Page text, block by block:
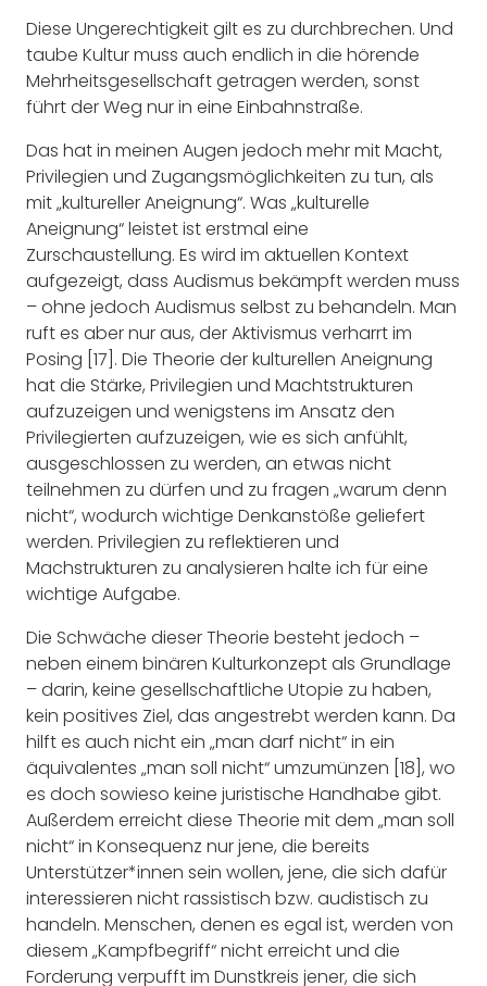
Diese Ungerechtigkeit gilt es zu durchbrechen. Und
taube Kultur muss auch endlich in die hörende
Mehrheitsgesellschaft getragen werden, sonst
führt der Weg nur in eine Einbahnstraße.
Das hat in meinen Augen jedoch mehr mit Macht,
Privilegien und Zugangsmöglichkeiten zu tun, als
mit „kultureller Aneignung“. Was „kulturelle
Aneignung“ leistet ist erstmal eine
Zurschaustellung. Es wird im aktuellen Kontext
aufgezeigt, dass Audismus bekämpft werden muss
– ohne jedoch Audismus selbst zu behandeln. Man
ruft es aber nur aus, der Aktivismus verharrt im
Posing [17]. Die Theorie der kulturellen Aneignung
hat die Stärke, Privilegien und Machtstrukturen
aufzuzeigen und wenigstens im Ansatz den
Privilegierten aufzuzeigen, wie es sich anfühlt,
ausgeschlossen zu werden, an etwas nicht
teilnehmen zu dürfen und zu fragen „warum denn
nicht“, wodurch wichtige Denkanstöße geliefert
werden. Privilegien zu reflektieren und
Machstrukturen zu analysieren halte ich für eine
wichtige Aufgabe.
Die Schwäche dieser Theorie besteht jedoch –
neben einem binären Kulturkonzept als Grundlage
– darin, keine gesellschaftliche Utopie zu haben,
kein positives Ziel, das angestrebt werden kann. Da
hilft es auch nicht ein „man darf nicht“ in ein
äquivalentes „man soll nicht“ umzumünzen [18], wo
es doch sowieso keine juristische Handhabe gibt.
Außerdem erreicht diese Theorie mit dem „man soll
nicht“ in Konsequenz nur jene, die bereits
Unterstützer*innen sein wollen, jene, die sich dafür
interessieren nicht rassistisch bzw. audistisch zu
handeln. Menschen, denen es egal ist, werden von
diesem „Kampfbegriff“ nicht erreicht und die
Forderung verpufft im Dunstkreis jener, die sich